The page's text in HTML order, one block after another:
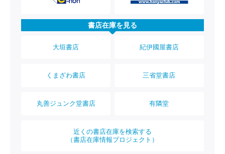
書店在庫を見る
大垣書店 紀伊國屋書店
くまざわ書店 三省堂書店
丸善ジュンク堂書店 有隣堂
近くの書店在庫を検索する
（書店在庫情報プロジェクト）